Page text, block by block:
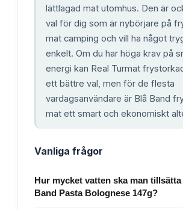
lättlagad mat utomhus. Den är
val för dig som är nybörjare på
mat camping och vill ha något
enkelt. Om du har höga krav på
energi kan Real Turmat
ett bättre val, men för de flesta
vardagsanvändare är Blå Band
mat ett smart och ekonomiskt
Vanliga frågor
Hur mycket vatten ska man
Band Pasta Bolognese 147g?